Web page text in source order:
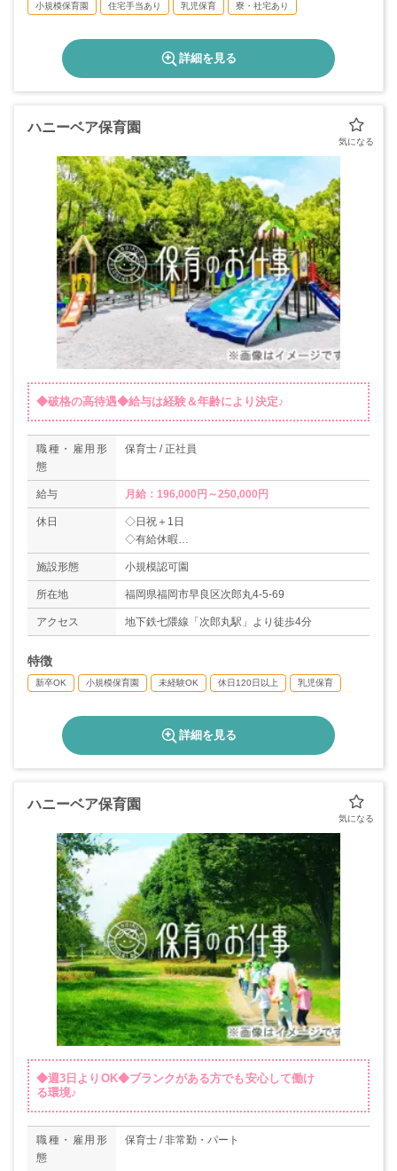
小規模保育園 住宅手当あり 乳児保育 寮・社宅あり
詳細を見る
ハニーベア保育園
◆破格の高待遇◆給与は経験＆年齢により決定♪
職種・雇用形
態
保育士 / 正社員
給与 月給：196,000円～250,000円
休日
◇日祝＋1日
◇有給休暇
＊年間休日数120日
施設形態 小規模認可園
所在地 福岡県福岡市早良区次郎丸4-5-69
アクセス 地下鉄七隈線「次郎丸駅」より徒歩4分
特徴
新卒OK 小規模保育園 未経験OK 休日120日以上 乳児保育
詳細を見る
ハニーベア保育園
◆週3日よりOK◆ブランクがある方でも安心して働け
る環境♪
職種・雇用形
態
保育士 / 非常勤・パート